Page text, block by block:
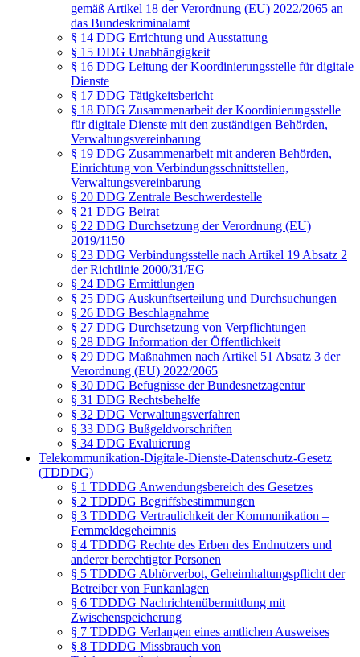
gemäß Artikel 18 der Verordnung (EU) 2022/2065 an
das Bundeskriminalamt
§ 14 DDG Errichtung und Ausstattung
§ 15 DDG Unabhängigkeit
§ 16 DDG Leitung der Koordinierungsstelle für digitale
Dienste
§ 17 DDG Tätigkeitsbericht
§ 18 DDG Zusammenarbeit der Koordinierungsstelle
für digitale Dienste mit den zuständigen Behörden,
Verwaltungsvereinbarung
§ 19 DDG Zusammenarbeit mit anderen Behörden,
Einrichtung von Verbindungsschnittstellen,
Verwaltungsvereinbarung
§ 20 DDG Zentrale Beschwerdestelle
§ 21 DDG Beirat
§ 22 DDG Durchsetzung der Verordnung (EU)
2019/1150
§ 23 DDG Verbindungsstelle nach Artikel 19 Absatz 2
der Richtlinie 2000/31/EG
§ 24 DDG Ermittlungen
§ 25 DDG Auskunftserteilung und Durchsuchungen
§ 26 DDG Beschlagnahme
§ 27 DDG Durchsetzung von Verpflichtungen
§ 28 DDG Information der Öffentlichkeit
§ 29 DDG Maßnahmen nach Artikel 51 Absatz 3 der
Verordnung (EU) 2022/2065
§ 30 DDG Befugnisse der Bundesnetzagentur
§ 31 DDG Rechtsbehelfe
§ 32 DDG Verwaltungsverfahren
§ 33 DDG Bußgeldvorschriften
§ 34 DDG Evaluierung
Telekommunikation-Digitale-Dienste-Datenschutz-Gesetz
(TDDDG)
§ 1 TDDDG Anwendungsbereich des Gesetzes
§ 2 TDDDG Begriffsbestimmungen
§ 3 TDDDG Vertraulichkeit der Kommunikation –
Fernmeldegeheimnis
§ 4 TDDDG Rechte des Erben des Endnutzers und
anderer berechtigter Personen
§ 5 TDDDG Abhörverbot, Geheimhaltungspflicht der
Betreiber von Funkanlagen
§ 6 TDDDG Nachrichtenübermittlung mit
Zwischenspeicherung
§ 7 TDDDG Verlangen eines amtlichen Ausweises
§ 8 TDDDG Missbrauch von